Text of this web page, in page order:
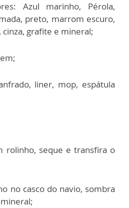
Azul marinho, Pérola,
preto, marrom escuro,
cinza, grafite e mineral;
liner, mop, espátula
rolinho, seque e transfira o
no casco do navio, sombra